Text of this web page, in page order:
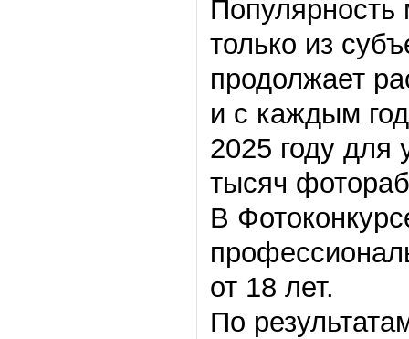
только из
продолжает
и с каждым
2025 году для
тысяч
В
от 18 лет.
По